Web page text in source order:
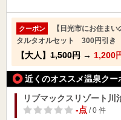
クーポン
【日光市にお住ま
タルタオルセット 300円引き
【大人】 1,500円 → 1,200
近くのオススメ温泉クー
リブマックスリゾート川
-点/ 0 件